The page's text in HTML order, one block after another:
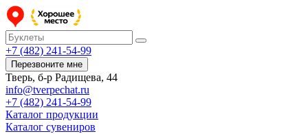
+7 (482) 241-54-99
Перезвоните мне
Тверь, б-р Радищева, 44
info@tverpechat.ru
+7 (482) 241-54-99
Каталог продукции
Каталог сувениров